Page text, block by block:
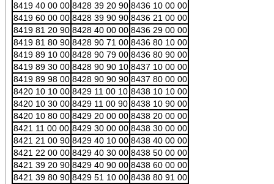
8419 40 00 00 8428 39 20 90 8436 10 00 00
8419 60 00 00 8428 39 90 90 8436 21 00 00
8419 81 20 90 8428 40 00 00 8436 29 00 00
8419 81 80 90 8428 90 71 00 8436 80 10 00
8419 89 10 00 8428 90 79 00 8436 80 90 00
8419 89 30 00 8428 90 90 10 8437 10 00 00
8419 89 98 00 8428 90 90 90 8437 80 00 00
8420 10 10 00 8429 11 00 10 8438 10 10 00
8420 10 30 00 8429 11 00 90 8438 10 90 00
8420 10 80 00 8429 20 00 00 8438 20 00 00
8421 11 00 00 8429 30 00 00 8438 30 00 00
8421 21 00 90 8429 40 10 00 8438 40 00 00
8421 22 00 00 8429 40 30 00 8438 50 00 00
8421 39 20 90 8429 40 90 00 8438 60 00 00
8421 39 80 90 8429 51 10 00 8438 80 91 00